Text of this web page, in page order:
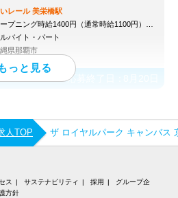
レール美栄橋駅
プニング時給1400円（通常時給1100円）※各種手当あり
バイト・パート
県那覇市
応募終了日：
人TOP ザ ロイヤルパーク キャンバス
ス サステナビリティ 採用
グループ企
方針